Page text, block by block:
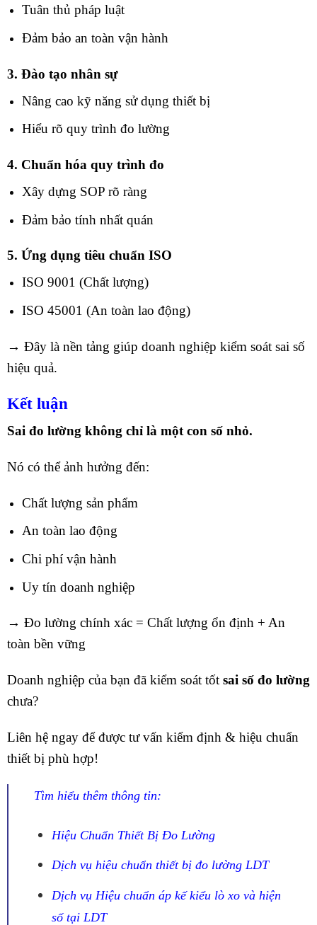
Tuân thủ pháp luật
Đảm bảo an toàn vận hành
3. Đào tạo nhân sự
Nâng cao kỹ năng sử dụng thiết bị
Hiểu rõ quy trình đo lường
4. Chuẩn hóa quy trình đo
Xây dựng SOP rõ ràng
Đảm bảo tính nhất quán
5. Ứng dụng tiêu chuẩn ISO
ISO 9001 (Chất lượng)
ISO 45001 (An toàn lao động)
→ Đây là nền tảng giúp doanh nghiệp kiểm soát sai số
hiệu quả.
Kết luận
Sai đo lường không chỉ là một con số nhỏ.
Nó có thể ảnh hưởng đến:
Chất lượng sản phẩm
An toàn lao động
Chi phí vận hành
Uy tín doanh nghiệp
→ Đo lường chính xác = Chất lượng ổn định + An
toàn bền vững
Doanh nghiệp của bạn đã kiểm soát tốt sai số đo lường
chưa?
Liên hệ ngay để được tư vấn kiểm định & hiệu chuẩn
thiết bị phù hợp!
Tìm hiểu thêm thông tin:
Hiệu Chuẩn Thiết Bị Đo Lường
Dịch vụ hiệu chuẩn thiết bị đo lường LDT
Dịch vụ Hiệu chuẩn áp kế kiểu lò xo và hiện
số tại LDT